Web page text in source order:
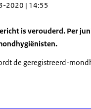
2020 | 14:55
is verouderd. Per
de geregistreerd-